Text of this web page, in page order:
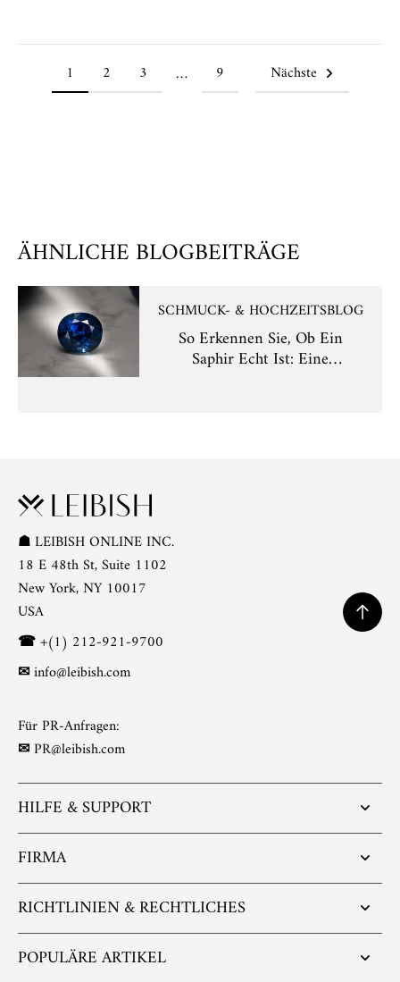
1 2 3 … 9 Nächste
ÄHNLICHE BLOGBEITRÄGE
SCHMUCK- & HOCHZEITSBLOG
So Erkennen Sie, Ob Ein
Saphir Echt Ist: Eine
☗LEIBISH ONLINE INC.
18 E 48th St, Suite 1102
New York, NY 10017
USA
☎+(1) 212-921-9700
✉info@leibish.com
Für PR-Anfragen:
✉PR@leibish.com
HILFE & SUPPORT
FIRMA
RICHTLINIEN & RECHTLICHES
POPULÄRE ARTIKEL